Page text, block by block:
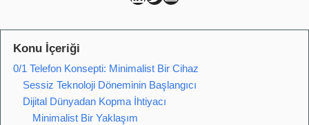
Konu İçeriği
0/1 Telefon Konsepti: Minimalist Bir Cihaz
Sessiz Teknoloji Döneminin Başlangıcı
Dijital Dünyadan Kopma İhtiyacı
Minimalist Bir Yaklaşım